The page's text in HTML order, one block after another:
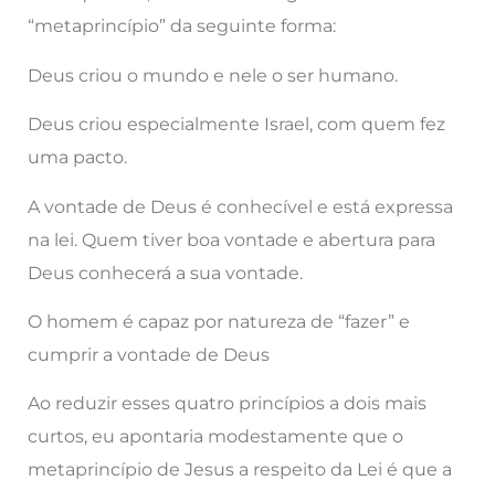
“metaprincípio” da seguinte forma:
Deus criou o mundo e nele o ser humano.
Deus criou especialmente Israel, com quem fez
uma pacto.
A vontade de Deus é conhecível e está expressa
na lei. Quem tiver boa vontade e abertura para
Deus conhecerá a sua vontade.
O homem é capaz por natureza de “fazer” e
cumprir a vontade de Deus
Ao reduzir esses quatro princípios a dois mais
curtos, eu apontaria modestamente que o
metaprincípio de Jesus a respeito da Lei é que a